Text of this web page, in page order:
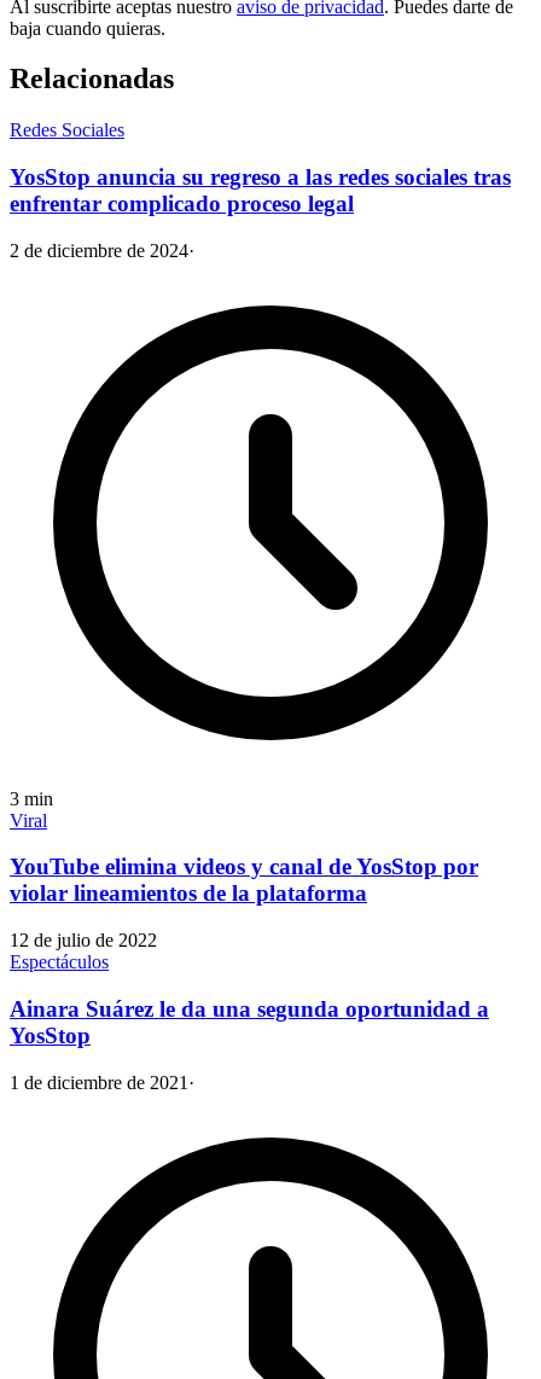
Al suscribirte aceptas nuestro aviso de privacidad. Puedes darte de
baja cuando quieras.
Relacionadas
Redes Sociales
YosStop anuncia su regreso a las redes sociales tras
enfrentar complicado proceso legal
2 de diciembre de 2024·
3 min
Viral
YouTube elimina videos y canal de YosStop por
violar lineamientos de la plataforma
12 de julio de 2022
Espectáculos
Ainara Suárez le da una segunda oportunidad a
YosStop
1 de diciembre de 2021 ·